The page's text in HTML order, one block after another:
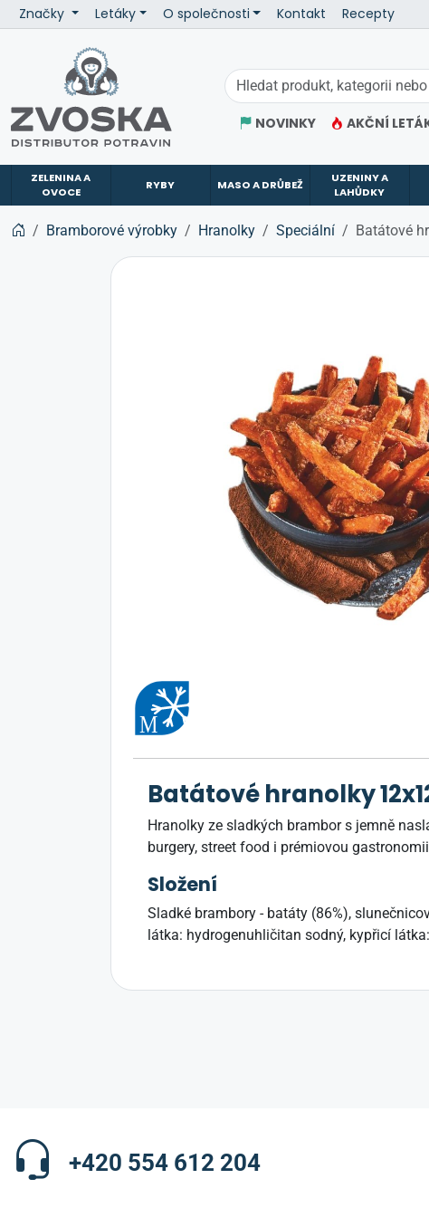
Značky Letáky O společnosti Kontakt Recepty
NOVINKY AKČNÍ
ZELENINA A
OVOCE
RYBY MASO A DRŮBEŽ
UZENINY A
LAHŮDKY
Bramborové výrobky Hranolky Speciální Batátové
Batátové hranolky
Hranolky ze sladkých brambor s jemně
burgery, street food i prémiovou
Složení
Sladké brambory - batáty (86%),
látka: hydrogenuhličitan sodný, kypřicí
+420 554 612 204